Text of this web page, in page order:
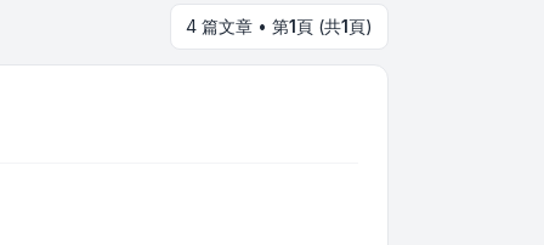
4 篇文章 • 第1頁 (共1頁)